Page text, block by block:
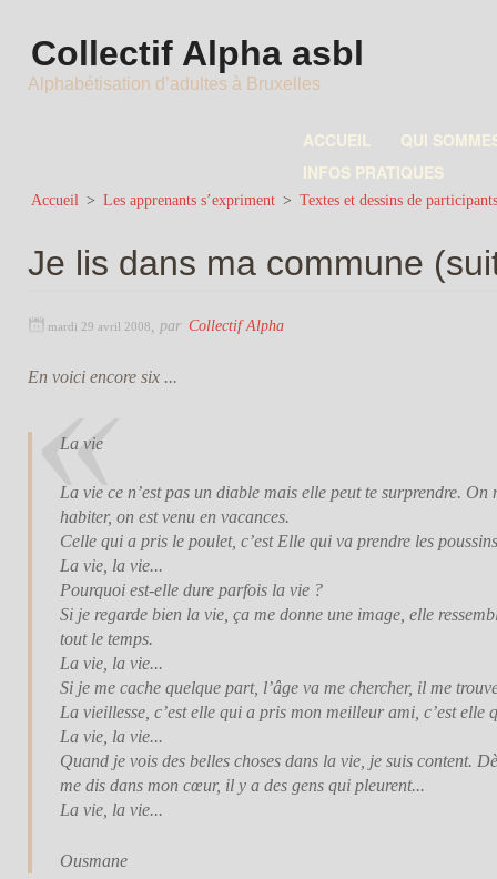
Collectif Alpha asbl
Alphabétisation d’adultes à Bruxelles
ACCUEIL
QUI
INFOS PRATIQUES
Accueil > Les apprenants s’expriment > Textes et dessins de participants
Je lis dans ma commune
mardi 29 avril 2008 par Collectif Alpha
En voici encore six ...
La vie
La vie ce n’est pas un diable mais elle peut te surprendre. On
habiter, on est venu en vacances.
Celle qui a pris le poulet, c’est Elle qui va prendre les
La vie, la vie...
Pourquoi est-elle dure parfois la vie ?
Si je regarde bien la vie, ça me donne une image, elle
tout le temps.
La vie, la vie...
Si je me cache quelque part, l’âge va me chercher, il me
La vieillesse, c’est elle qui a pris mon meilleur ami, c’est elle
La vie, la vie...
Quand je vois des belles choses dans la vie, je suis content.
me dis dans mon cœur, il y a des gens qui pleurent...
La vie, la vie...
Ousmane